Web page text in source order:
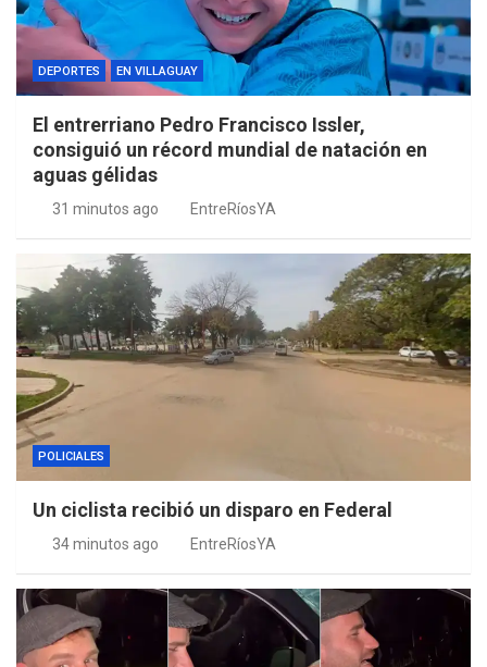
DEPORTES EN VILLAGUAY
El entrerriano Pedro Francisco Issler,
consiguió un récord mundial de natación en
aguas gélidas
31 minutos ago EntreRíosYA
POLICIALES
Un ciclista recibió un disparo en Federal
34 minutos ago EntreRíosYA